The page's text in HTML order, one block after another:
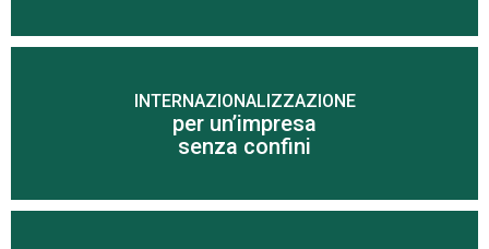
INTERNAZIONALIZZAZIONE
per un’impresa
senza confini
Scopri di più